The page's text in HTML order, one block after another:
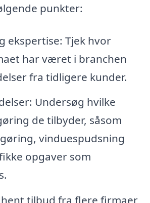
punkter:
ekspertise: Tjek hvor
har været i branchen
fra tidligere kunder.
Undersøg hvilke
de tilbyder, såsom
vinduespudsning
opgaver som
tilbud fra flere firmaer